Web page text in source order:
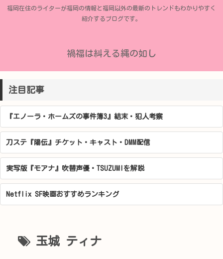
福岡在住のライターが福岡の情報と福岡以外の最新のトレンドもわかりやすく
紹介するブログです。
禍福は糾える縄の如し
注目記事
『エノーラ・ホームズの事件簿3』結末・犯人考察
刀ステ『陽伝』チケット・キャスト・DMM配信
実写版『モアナ』吹替声優・TSUZUMIを解説
Netflix SF映画おすすめランキング
玉城 ティナ